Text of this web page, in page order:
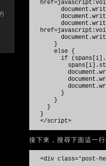
}
else {
if
}
}
}
}
</script>
接下來，搜尋下面這一行
<div class='post-